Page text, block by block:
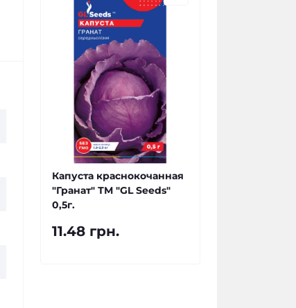
Капуста краснокочанная
"Гранат" ТМ "GL Seeds"
0,5г.
11.48 грн.